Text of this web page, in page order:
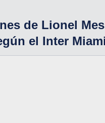
de Lionel
el Inter Miami